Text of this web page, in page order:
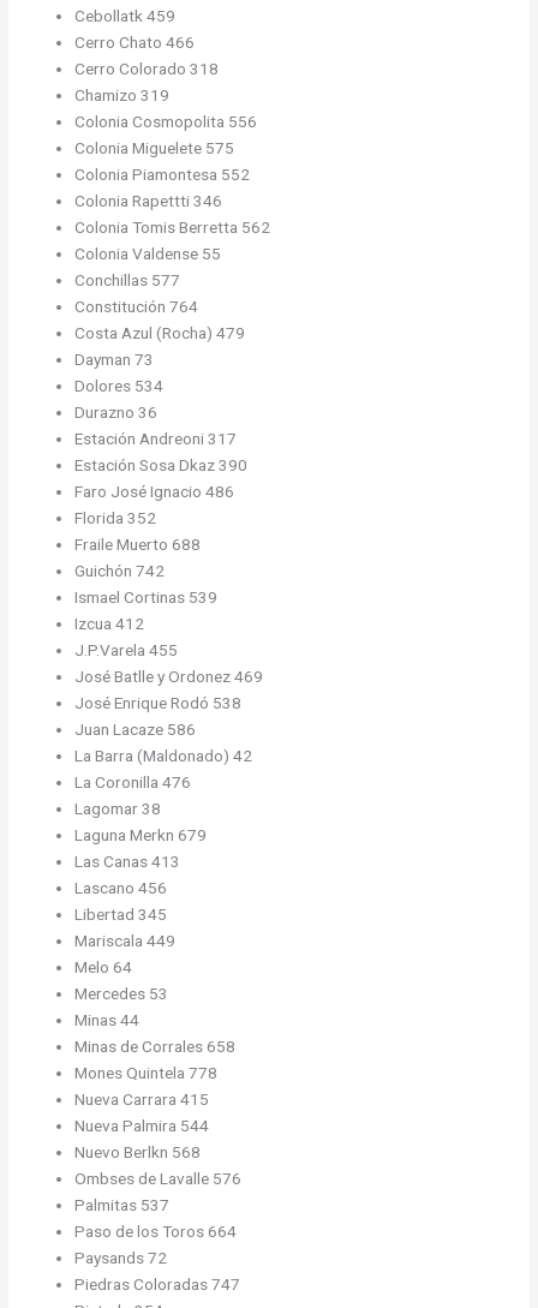
Cebollatk 459
Cerro Chato 466
Cerro Colorado 318
Chamizo 319
Colonia Cosmopolita 556
Colonia Miguelete 575
Colonia Piamontesa 552
Colonia Rapettti 346
Colonia Tomis Berretta 562
Colonia Valdense 55
Conchillas 577
Constitución 764
Costa Azul (Rocha) 479
Dayman 73
Dolores 534
Durazno 36
Estación Andreoni 317
Estación Sosa Dkaz 390
Faro José Ignacio 486
Florida 352
Fraile Muerto 688
Guichón 742
Ismael Cortinas 539
Izcua 412
J.P.Varela 455
José Batlle y Ordonez 469
José Enrique Rodó 538
Juan Lacaze 586
La Barra (Maldonado) 42
La Coronilla 476
Lagomar 38
Laguna Merkn 679
Las Canas 413
Lascano 456
Libertad 345
Mariscala 449
Melo 64
Mercedes 53
Minas 44
Minas de Corrales 658
Mones Quintela 778
Nueva Carrara 415
Nueva Palmira 544
Nuevo Berlkn 568
Ombses de Lavalle 576
Palmitas 537
Paso de los Toros 664
Paysands 72
Piedras Coloradas 747